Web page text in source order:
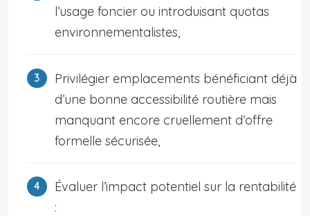
l’usage foncier ou introduisant quotas
environnementalistes,
Privilégier emplacements bénéficiant déjà
d’une bonne accessibilité routière mais
manquant encore cruellement d’offre
formelle sécurisée,
Évaluer l’impact potentiel sur la rentabilité
: